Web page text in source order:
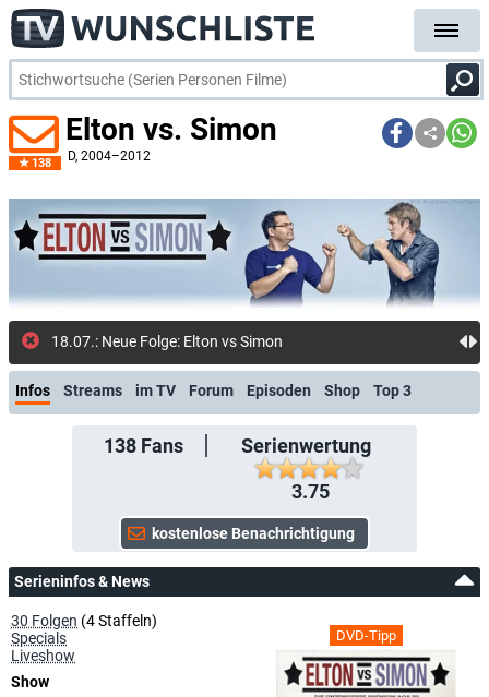
138
Elton vs. Simon
D, 2004–2012
18.07.: Neue Folge: Elton vs Simon | S02 E01 | Ganze Folg
Infos Streams im TV Forum Episoden Shop Top 3
138Fans
Serienwertung
3.75
Serieninfos & News
DVD-Tipp
30 Folgen (4 Staffeln)
Specials
Liveshow
Show